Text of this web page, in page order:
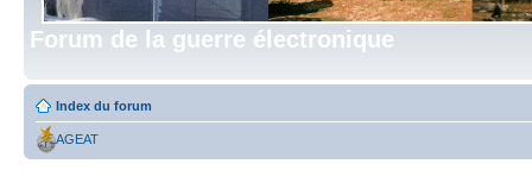
Forum de la guerre électronique
Index du forum
AGEAT